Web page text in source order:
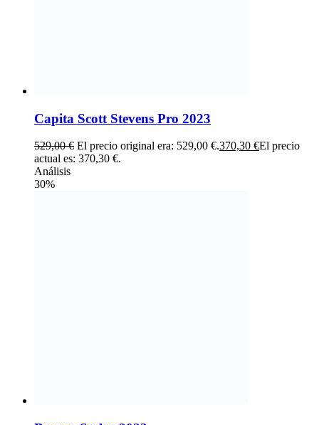
Capita Scott Stevens Pro 2023
529,00€ El precio original era: 529,00 €.370,30 €El precio
actual es: 370,30 €.
Análisis
30%